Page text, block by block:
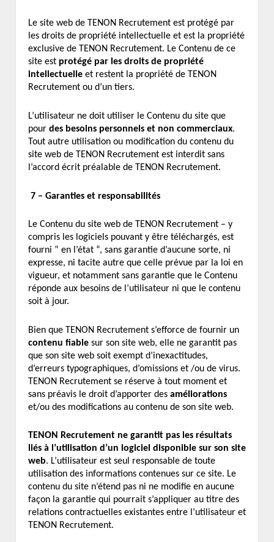
Le site web de TENON Recrutement est protégé par
les droits de propriété intellectuelle et est la propriété
exclusive de TENON Recrutement. Le Contenu de ce
site est protégé par les droits de propriété
intellectuelle et restent la propriété de TENON
Recrutement ou d’un tiers.
L’utilisateur ne doit utiliser le Contenu du site que
pour des besoins personnels et non commerciaux.
Tout autre utilisation ou modification du contenu du
site web de TENON Recrutement est interdit sans
l’accord écrit préalable de TENON Recrutement.
7 – Garanties et responsabilités
Le Contenu du site web de TENON Recrutement – y
compris les logiciels pouvant y être téléchargés, est
fourni ” en l’état “, sans garantie d’aucune sorte, ni
expresse, ni tacite autre que celle prévue par la loi en
vigueur, et notamment sans garantie que le Contenu
réponde aux besoins de l’utilisateur ni que le contenu
soit à jour.
Bien que TENON Recrutement s’efforce de fournir un
contenu fiable sur son site web, elle ne garantit pas
que son site web soit exempt d’inexactitudes,
d’erreurs typographiques, d’omissions et /ou de virus.
TENON Recrutement se réserve à tout moment et
sans préavis le droit d’apporter des améliorations
et/ou des modifications au contenu de son site web.
TENON Recrutement ne garantit pas les résultats
liés à l’utilisation d’un logiciel disponible sur son site
web. L’utilisateur est seul responsable de toute
utilisation des informations contenues sur ce site. Le
contenu du site n’étend pas ni ne modifie en aucune
façon la garantie qui pourrait s’appliquer au titre des
relations contractuelles existantes entre l’utilisateur et
TENON Recrutement.